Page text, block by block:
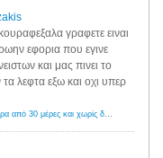
γραφετε ειναι
εφορια που εγινε
και μας πινει το
λεφτα εξω και οχι υπερ
Εφορία: Κατάσχονται όλα ύστερα από 30 μέρες και χωρίς δικαστικές αποφάσεις - Λόγιος Ερμής